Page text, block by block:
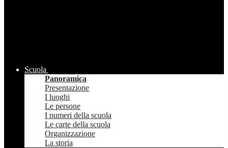
Scuola
Panoramica
Presentazione
I luoghi
Le persone
I numeri della scuola
Le carte della scuola
Organizzazione
La storia